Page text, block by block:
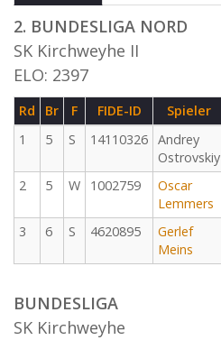
2. BUNDESLIGA NORD
SK Kirchweyhe II
ELO: 2397
Rd Br F FIDE-ID Spieler
1
5 S 14110326 Andrey
Ostrovskiy
2 5 W 1002759
Oscar
Lemmers
3 6 S 4620895
Gerlef
Meins
BUNDESLIGA
SK Kirchweyhe